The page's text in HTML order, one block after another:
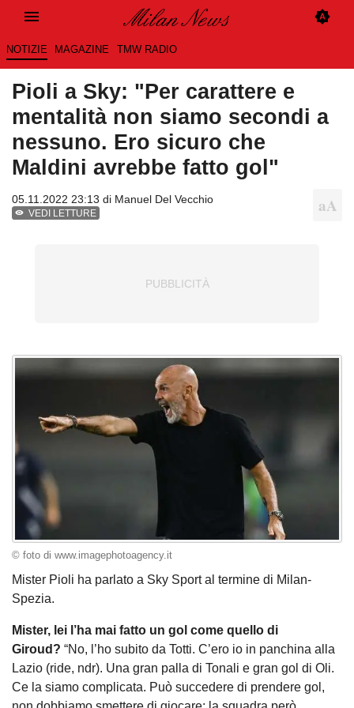
NOTIZIE MAGAZINE TMW RADIO
Pioli a Sky: "Per carattere e
mentalità non siamo secondi a
nessuno. Ero sicuro che
Maldini avrebbe fatto gol"
05.11.2022 23:13 di Manuel Del Vecchio
VEDI LETTURE
© foto di www.imagephotoagency.it
Mister Pioli ha parlato a Sky Sport al termine di Milan-
Spezia.
Mister, lei l’ha mai fatto un gol come quello di
Giroud? “No, l’ho subito da Totti. C’ero io in panchina alla
Lazio (ride, ndr). Una gran palla di Tonali e gran gol di Oli.
Ce la siamo complicata. Può succedere di prendere gol,